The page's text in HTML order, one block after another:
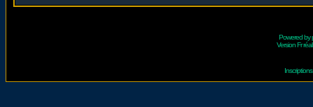
Powered by
Version Fr